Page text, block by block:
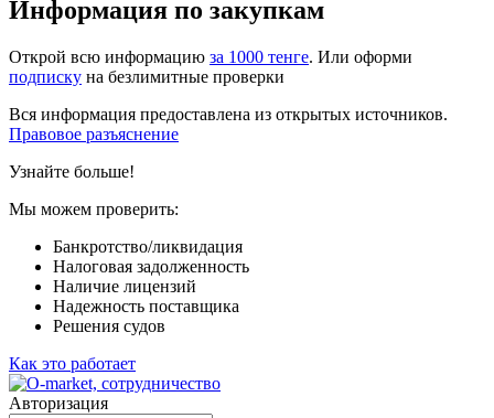
Информация по закупкам
Открой всю информацию за 1000 тенге. Или оформи
подписку на безлимитные проверки
Вся информация предоставлена из открытых источников.
Правовое разъяснение
Узнайте больше!
Мы можем проверить:
Банкротство/ликвидация
Налоговая задолженность
Наличие лицензий
Надежность поставщика
Решения судов
Как это работает
Авторизация